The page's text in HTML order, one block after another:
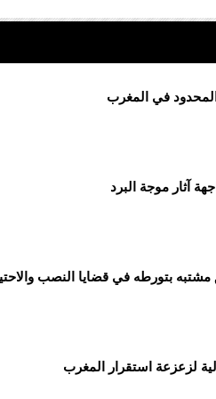
في المغرب
آثار موجة البرد
بتورطه في قضايا النصب
لزعزعة استقرار المغرب